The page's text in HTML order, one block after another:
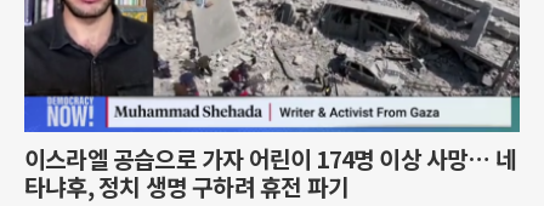
이스라엘 공습으로 가자 어린이 174명 이상 사망… 네
타냐후, 정치 생명 구하려 휴전 파기